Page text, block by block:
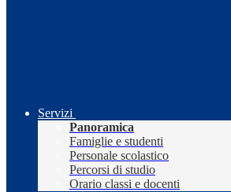
Servizi
Panoramica
Famiglie e studenti
Personale scolastico
Percorsi di studio
Orario classi e docenti